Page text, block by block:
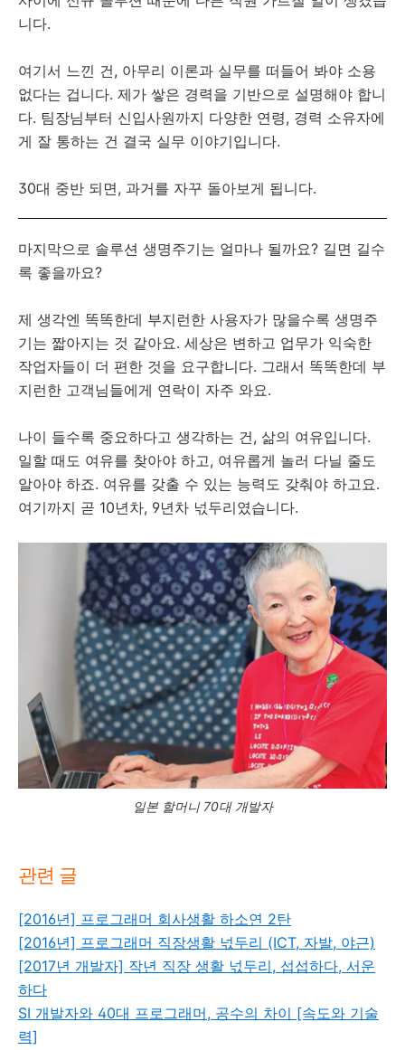
니다.
여기서 느낀 건, 아무리 이론과 실무를 떠들어 봐야 소용
없다는 겁니다. 제가 쌓은 경력을 기반으로 설명해야 합니
다. 팀장님부터 신입사원까지 다양한 연령, 경력 소유자에
게 잘 통하는 건 결국 실무 이야기입니다.
30대 중반 되면, 과거를 자꾸 돌아보게 됩니다.
마지막으로 솔루션 생명주기는 얼마나 될까요? 길면 길수
록 좋을까요?
제 생각엔 똑똑한데 부지런한 사용자가 많을수록 생명주
기는 짧아지는 것 같아요. 세상은 변하고 업무가 익숙한
작업자들이 더 편한 것을 요구합니다. 그래서 똑똑한데 부
지런한 고객님들에게 연락이 자주 와요.
나이 들수록 중요하다고 생각하는 건, 삶의 여유입니다.
일할 때도 여유를 찾아야 하고, 여유롭게 놀러 다닐 줄도
알아야 하죠. 여유를 갖출 수 있는 능력도 갖춰야 하고요.
여기까지 곧 10년차, 9년차 넋두리였습니다.
일본 할머니 70대 개발자
관련 글
[2016년] 프로그래머 회사생활 하소연 2탄
[2016년] 프로그래머 직장생활 넋두리 (ICT, 자발, 야근)
[2017년 개발자] 작년 직장 생활 넋두리, 섭섭하다, 서운
하다
SI 개발자와 40대 프로그래머, 공수의 차이 [속도와 기술
력]